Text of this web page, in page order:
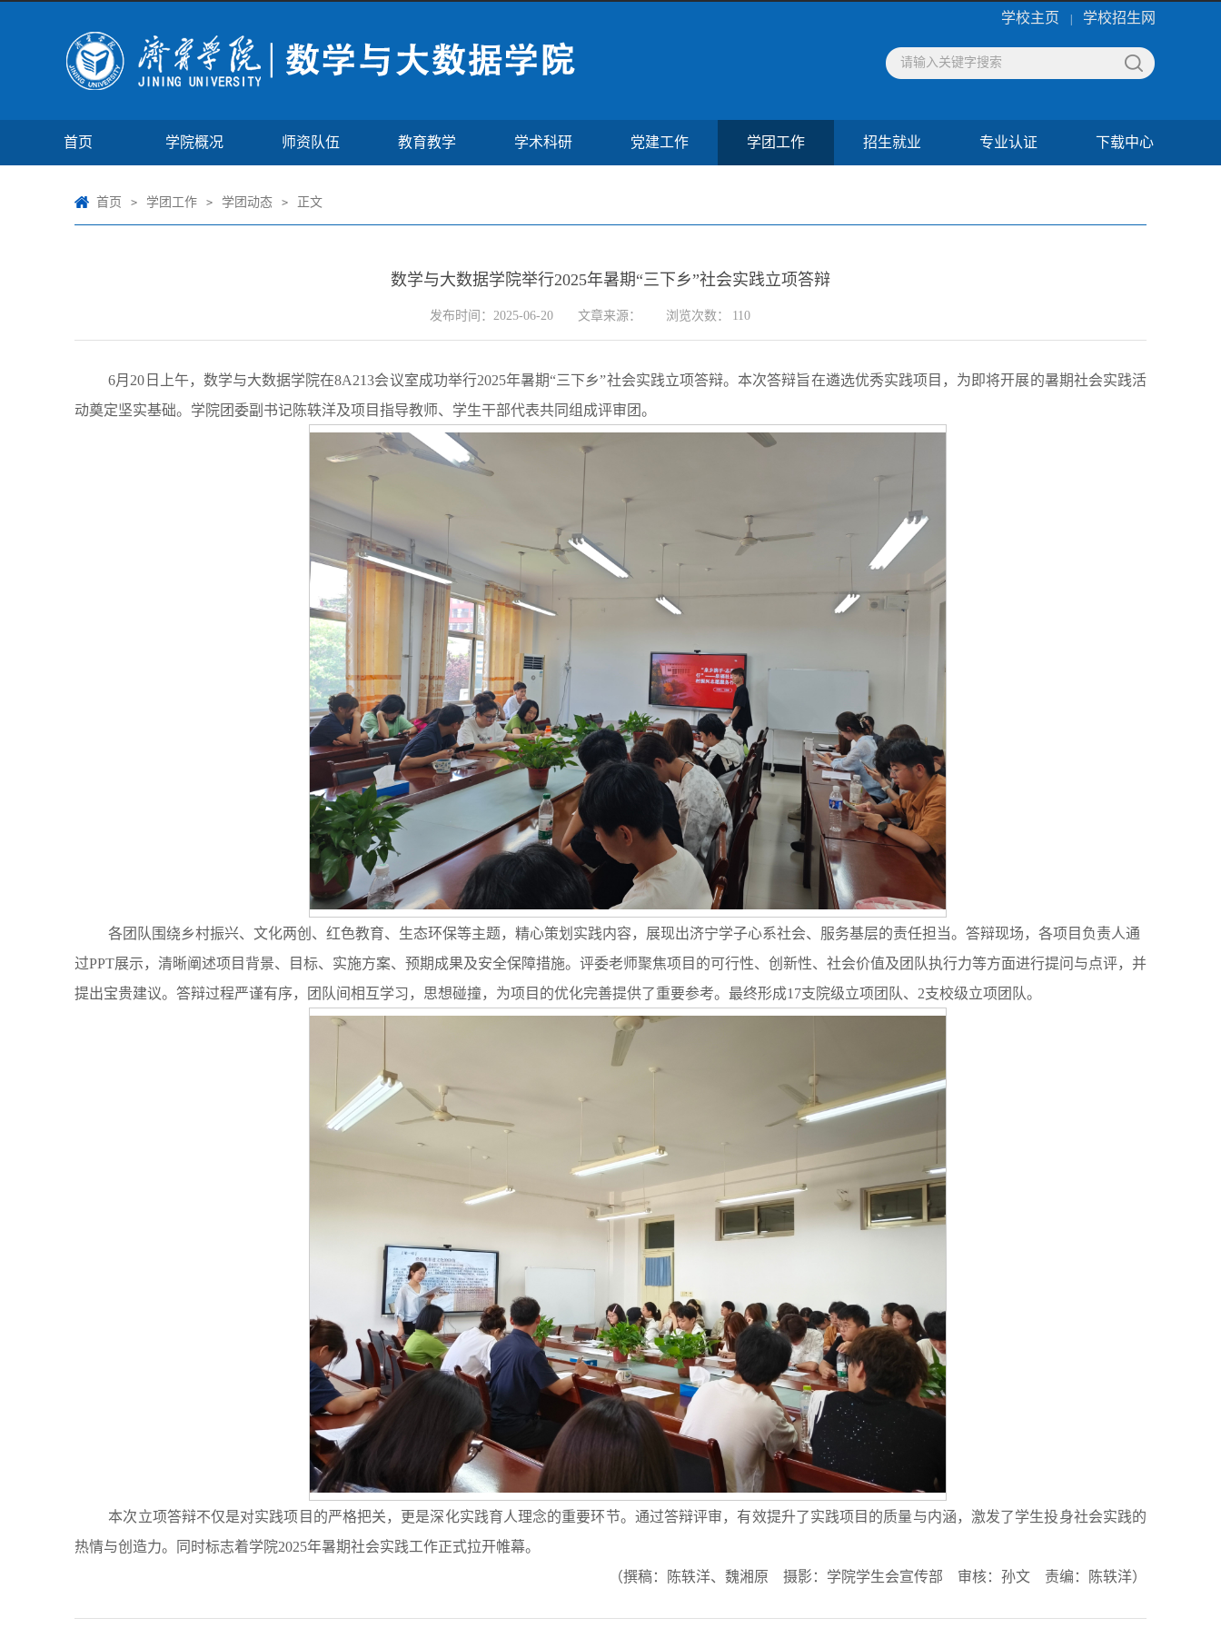
学校主页 学校招生网
首页 学院概况 师资队伍 教育教学 学术科研 党建工作 学团工作 招生就业 专业认证 下载中心
首页 > 学团工作 > 学团动态 > 正文
数学与大数据学院举行2025年暑期“三下乡”社会实践立项答辩
发布时间：2025-06-20 文章来源： 浏览次数： 110
6月20日上午，数学与大数据学院在8A213会议室成功举行2025年暑期“三下乡”社会实践立项答辩。本次答辩旨在遴选优秀实践项目，为即将开展的暑期社会实践活
动奠定坚实基础。学院团委副书记陈轶洋及项目指导教师、学生干部代表共同组成评审团。
各团队围绕乡村振兴、文化两创、红色教育、生态环保等主题，精心策划实践内容，展现出济宁学子心系社会、服务基层的责任担当。答辩现场，各项目负责人通
过PPT展示，清晰阐述项目背景、目标、实施方案、预期成果及安全保障措施。评委老师聚焦项目的可行性、创新性、社会价值及团队执行力等方面进行提问与点评，并
提出宝贵建议。答辩过程严谨有序，团队间相互学习，思想碰撞，为项目的优化完善提供了重要参考。最终形成17支院级立项团队、2支校级立项团队。
本次立项答辩不仅是对实践项目的严格把关，更是深化实践育人理念的重要环节。通过答辩评审，有效提升了实践项目的质量与内涵，激发了学生投身社会实践的
热情与创造力。同时标志着学院2025年暑期社会实践工作正式拉开帷幕。
（撰稿：陈轶洋、魏湘原 摄影：学院学生会宣传部 审核：孙文 责编：陈轶洋）